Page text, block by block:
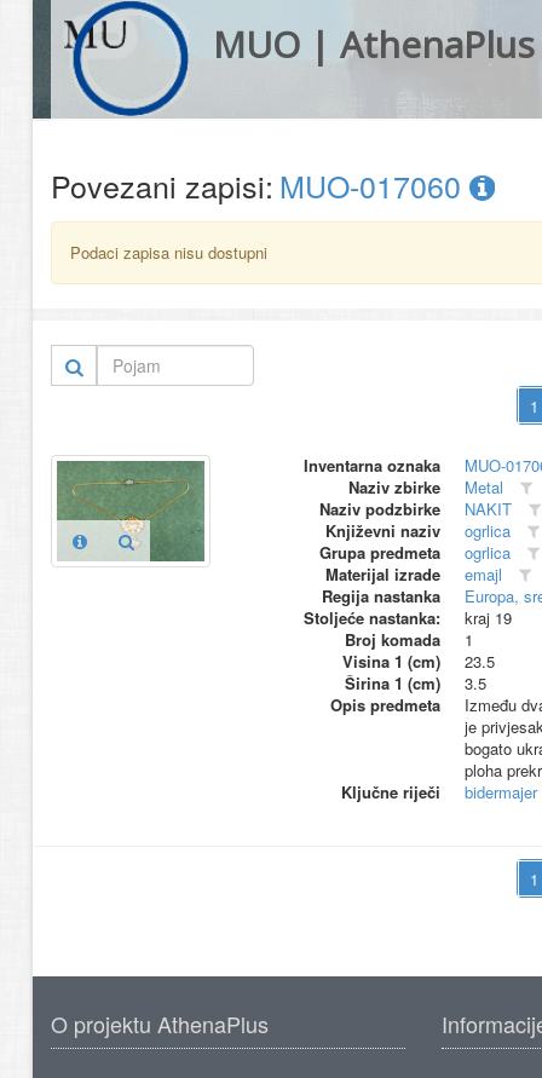
MUO | AthenaPlus
Povezani zapisi: MUO-017060
Podaci zapisa nisu dostupni
Inventarna oznaka
MUO-
Naziv zbirke
Metal
Naziv podzbirke
NAKIT
Književni naziv
ogrlica
Grupa predmeta
ogrlica
Materijal izrade
emajl
Regija nastanka
Europa,
Stoljeće nastanka:
kraj 19
Broj komada
1
Visina 1 (cm)
23.5
Širina 1 (cm)
3.5
Opis predmeta
Između
je
bogato
ploha
Ključne riječi
bidermajer
O projektu AthenaPlus